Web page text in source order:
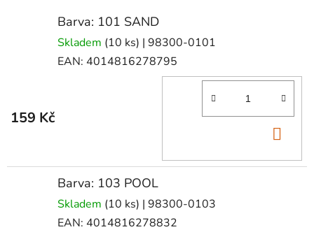
Barva: 101 SAND
Skladem (10 ks) | 98300-0101
EAN: 4014816278795
159 Kč
Barva: 103 POOL
Skladem (10 ks) | 98300-0103
EAN: 4014816278832